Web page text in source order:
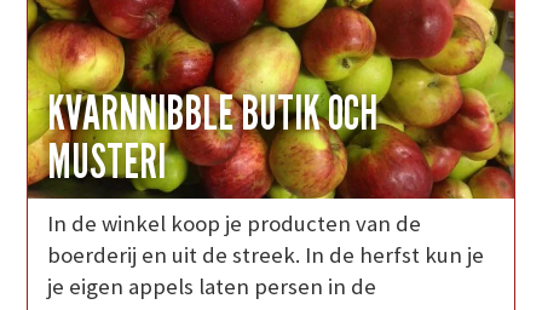
KVARNNIBBLE BUTIK OCH
MUSTERI
In de winkel koop je producten van de
boerderij en uit de streek. In de herfst kun je
je eigen appels laten persen in de